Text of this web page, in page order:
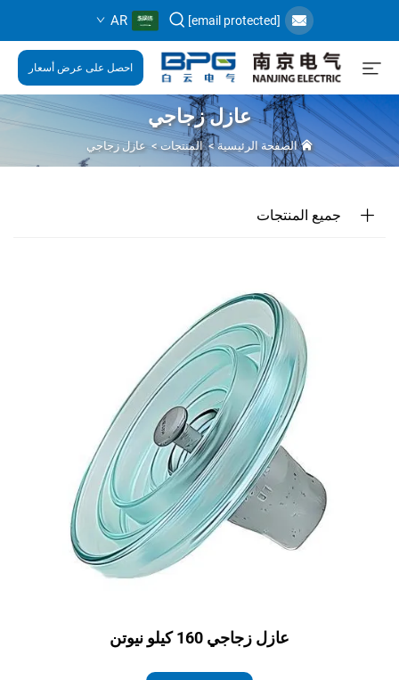
[email protected]
AR
احصل على عرض أسعار
عازل زجاجي
الصفحة الرئيسية>المنتجات>عازل زجاجي
جميع المنتجات
عازل زجاجي 160 كيلو نيوتن